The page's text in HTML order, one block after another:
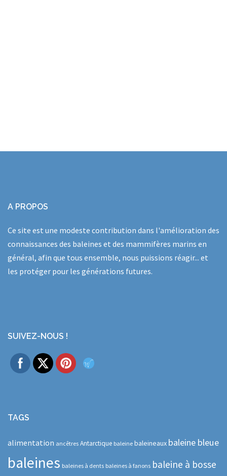
A PROPOS
Ce site est une modeste contribution dans l'amélioration des
connaissances des baleines et des mammifères marins en
général, afin que tous ensemble, nous puissions réagir... et
les protéger pour les générations futures.
SUIVEZ-NOUS !
TAGS
alimentation ancêtres Antarctique baleine baleineaux baleine bleue
baleines baleines à dents baleines à fanons baleine à bosse